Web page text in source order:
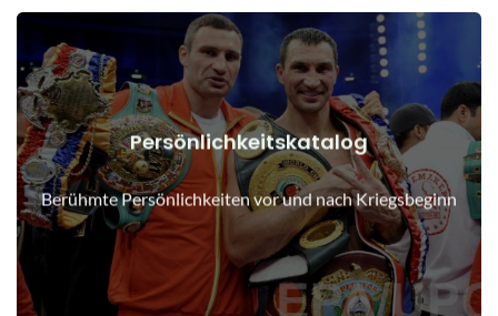
Persönlichkeitskatalog
Berühmte Persönlichkeiten vor und nach Kriegsbeginn
Menschen vor und nach Kriegsbeginn
Details anzeigen